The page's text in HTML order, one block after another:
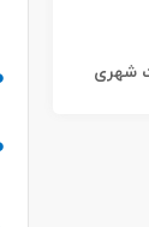
شهری